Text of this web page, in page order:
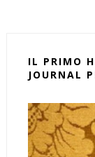
IL PRIMO
JOURNAL